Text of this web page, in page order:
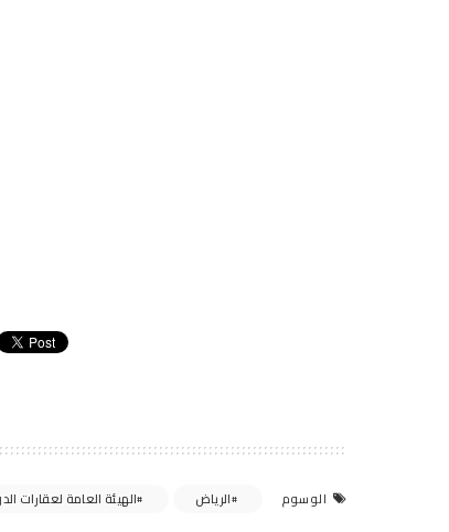
الوسوم الرياض الهيئة العامة لعقارات